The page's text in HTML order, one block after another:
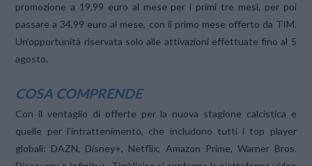
promozione a 19,99 euro al mese per i primi tre mesi, per poi
passare a 34,99 euro al mese, con il primo mese offerto da TIM.
Un’opportunità riservata solo alle attivazioni effettuate fino al 5
agosto.
COSA COMPRENDE
Con il ventaglio di offerte per la nuova stagione calcistica e
quelle per l’intrattenimento, che includono tutti i top player
globali: DAZN, Disney+, Netflix, Amazon Prime, Warner Bros.